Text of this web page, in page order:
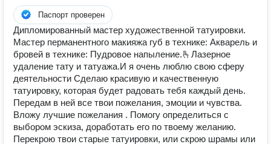
Паспорт проверен
Дипломированный мастер художественной татуировки.
Мастер перманентного макияжа губ в технике: Акварель и
бровей в технике: Пудровое напыление.🫰Лазерное
удаление тату и татуажа.И я очень люблю свою сферу
деятельности Сделаю красивую и качественную
татуировку, которая будет радовать тебя каждый день.
Передам в ней все твои пожелания, эмоции и чувства.
Вложу лучшие пожелания . Помогу определиться с
выбором эскиза, доработать его по твоему желанию.
Перекрою твои старые татуировки, или скрою шрамы или